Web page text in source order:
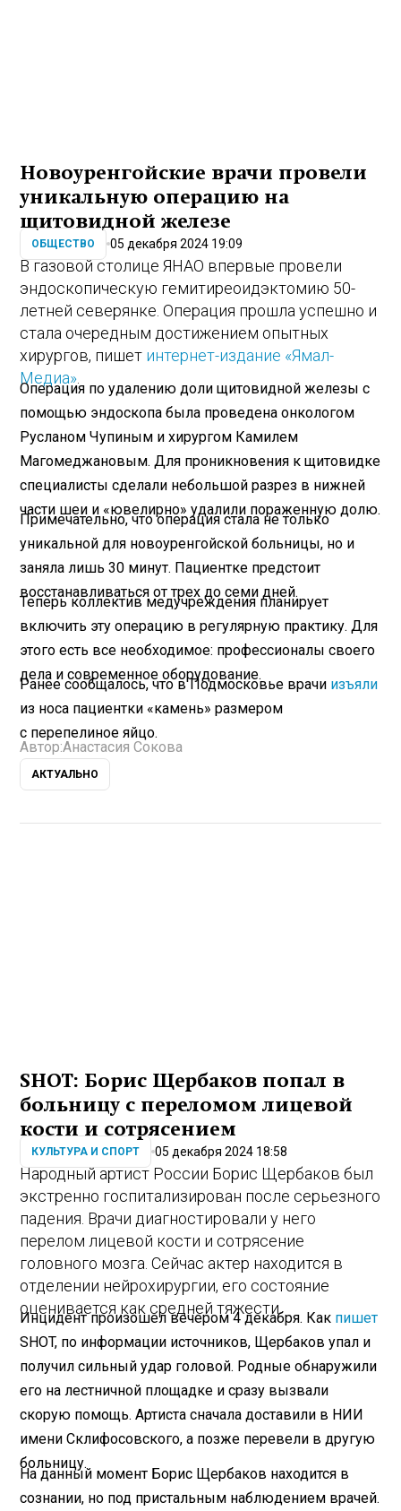
Новоуренгойские врачи провели
уникальную операцию на
щитовидной железе
ОБЩЕСТВО 05 декабря 2024 19:09
В газовой столице ЯНАО впервые провели
эндоскопическую гемитиреоидэктомию 50-
летней северянке. Операция прошла успешно и
стала очередным достижением опытных
хирургов, пишет интернет-издание «Ямал-
Медиа»
Операция по удалению доли щитовидной железы с
помощью эндоскопа была проведена онкологом
Русланом Чупиным и хирургом Камилем
Магомеджановым. Для проникновения к щитовидке
специалисты сделали небольшой разрез в нижней
части шеи и «ювелирно» удалили пораженную долю.
Примечательно, что операция стала не только
уникальной для новоуренгойской больницы, но и
заняла лишь 30 минут. Пациентке предстоит
восстанавливаться от трех до семи дней.
Теперь коллектив медучреждения планирует
включить эту операцию в регулярную практику. Для
этого есть все необходимое: профессионалы своего
дела и современное оборудование.
Ранее сообщалось, что в Подмосковье врачи изъяли
из носа пациентки «камень» размером
с перепелиное яйцо.
Автор:Анастасия Сокова
АКТУАЛЬНО
SHOT: Борис Щербаков попал в
больницу с переломом лицевой
кости и сотрясением
КУЛЬТУРА И СПОРТ 05 декабря 2024 18:58
Народный артист России Борис Щербаков был
экстренно госпитализирован после серьезного
падения. Врачи диагностировали у него
перелом лицевой кости и сотрясение
головного мозга. Сейчас актер находится в
отделении нейрохирургии, его состояние
оценивается как средней тяжести.
Инцидент произошел вечером 4 декабря. Как пишет
SHOT, по информации источников, Щербаков упал и
получил сильный удар головой. Родные обнаружили
его на лестничной площадке и сразу вызвали
скорую помощь. Артиста сначала доставили в НИИ
имени Склифосовского, а позже перевели в другую
больницу.
На данный момент Борис Щербаков находится в
сознании, но под пристальным наблюдением врачей.